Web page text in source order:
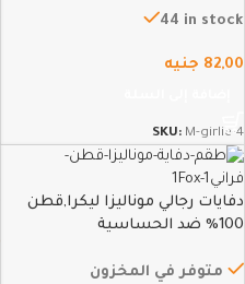
44 in stock
82,00 جنيه
SKU: M-girlie-4
دفايات رجالي موناليزا ليكرا,قطن
100% ضد الحساسية
متوفر في المخزون